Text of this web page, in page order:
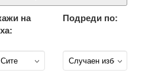
на
Подреди по: